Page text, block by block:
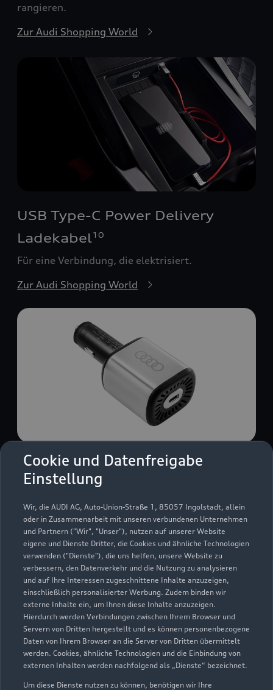
Cookie und Datenfreigabe
Einstellung
Wir, die AUDI AG, Auto-Union-Straße 1, 85057 Ingolstadt, allein
oder in Zusammenarbeit mit unseren verbundenen Unternehmen
und Partnern ("Wir", "Unser"), nutzen auf unserer Website
eigene und Dienste Dritter, die Cookies und ähnliche Technologien
verwenden ("Dienste"), die uns helfen, unsere Website zu
verbessern, den Datenverkehr und die Nutzung zu analysieren
und auf Ihre Interessen zugeschnittene Inhalte anzuzeigen,
einschließlich personalisierter Werbung. Zudem binden wir
externe Inhalte ein, um Ihnen diese Inhalte anzuzeigen.
Hierdurch werden Verbindungen zwischen Ihrem Browser und
Servern von Dritten hergestellt und es können personenbezogene
Daten von Ihrem Browser an die Server von Dritten übermittelt
werden. Cookies, ähnliche Technologien und die Einbindung von
externen Inhalten werden nachfolgend als „Dienste“ bezeichnet.
Um diese Dienste nutzen zu können, benötigen wir Ihre
rangieren.
Zur Audi Shopping World
USB Type-C Power Delivery
Ladekabel10
Für eine Verbindung, die elektrisiert.
Zur Audi Shopping World
USB Power-Ladegerät
USB Power-Ladegerät für schnelles und
komfortables Laden von Mobiltelefonen, Tablets
oder Laptops.
Zur Audi Shopping World